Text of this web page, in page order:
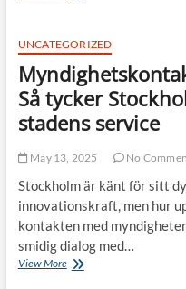
nyckeln
till
framgång
för
Stockholms
småföretagare
UNCATEGORIZED
Så tycker
stadens service
May 13, 2025 No
Stockholm är känt för sitt
innovationskraft, men hur
kontakten med
smidig dialog med…
View MoreMyndighetskontakt